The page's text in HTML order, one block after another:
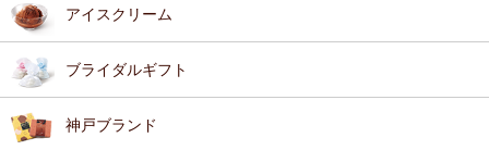
アイスクリーム
ブライダルギフト
神戸ブランド